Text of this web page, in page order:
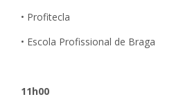
• Profitecla
• Escola Profissional de Braga
11h00